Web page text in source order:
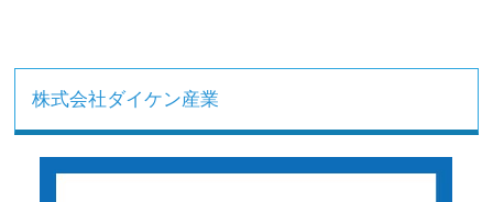
株式会社ダイケン産業